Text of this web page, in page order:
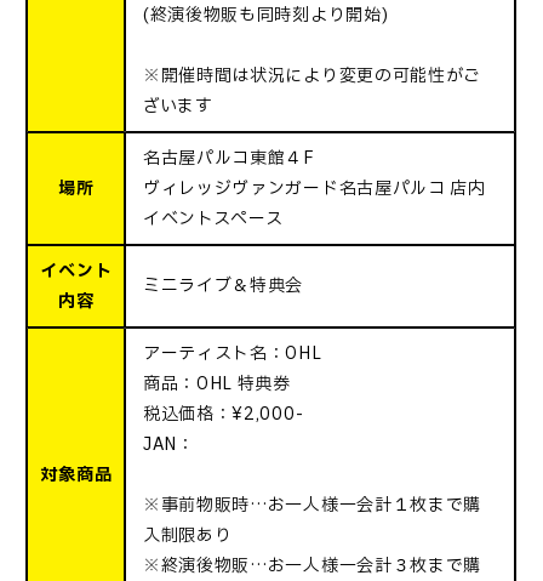
(終演後物販も同時刻より開始)
※開催時間は状況により変更の可能性がご
ざいます
場所
名古屋パルコ東館４F
ヴィレッジヴァンガード名古屋パルコ 店内
イベントスペース
イベント
内容
ミニライブ＆特典会
対象商品
アーティスト名：OHL
商品：OHL 特典券
税込価格：¥2,000-
JAN：
※事前物販時…お一人様一会計１枚まで購
入制限あり
※終演後物販…お一人様一会計３枚まで購